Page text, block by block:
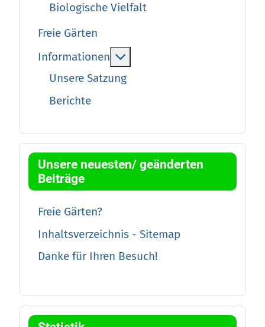
Biologische Vielfalt
Freie Gärten
Informationen
Unsere Satzung
Berichte
Unsere neuesten/ geänderten
Beiträge
Freie Gärten?
Inhaltsverzeichnis - Sitemap
Danke für Ihren Besuch!